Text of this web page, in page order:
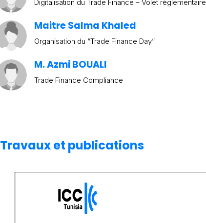
Digitalisation du Trade Finance – Volet réglementaire
Maitre Salma Khaled
Organisation du “Trade Finance Day”
M. Azmi BOUALI
Trade Finance Compliance
Travaux et publications